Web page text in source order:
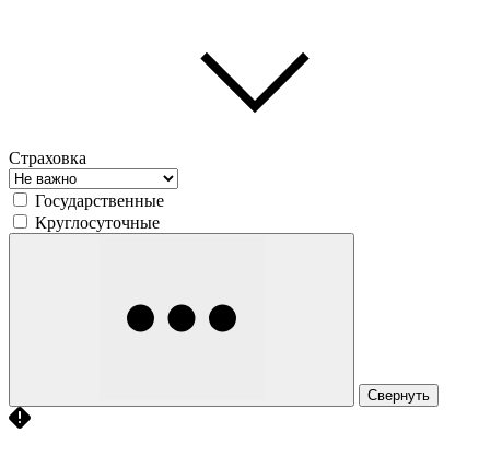
Страховка
Государственные
Круглосуточные
Свернуть